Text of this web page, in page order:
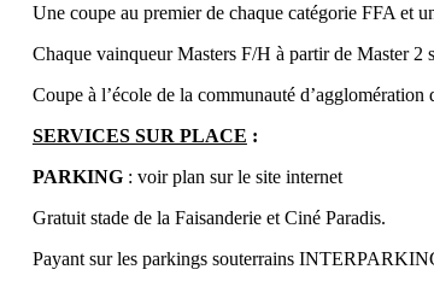
Une coupe au premier de chaque catégorie FFA et
Chaque vainqueur Masters F/H à partir de Master 2
Coupe à l’école de la communauté
SERVICES SUR PLACE :
PARKING : voir plan sur le site internet
Gratuit stade de la Faisanderie et Ciné Paradis.
Payant sur les parkings souterrains